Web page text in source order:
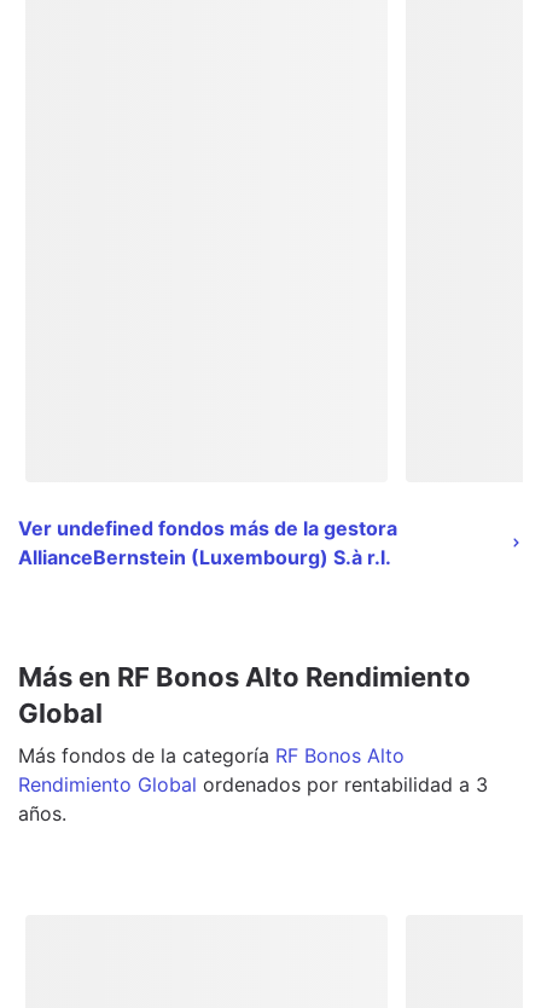
Ver undefined fondos más de la gestora
AllianceBernstein (Luxembourg) S.à r.l.
Más en RF Bonos Alto Rendimiento
Global
Más fondos de la categoría RF Bonos Alto
Rendimiento Global ordenados por rentabilidad a 3
años.